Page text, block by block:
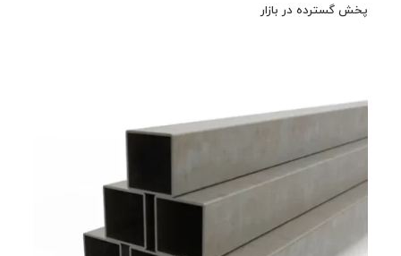
پخش گسترده در بازار